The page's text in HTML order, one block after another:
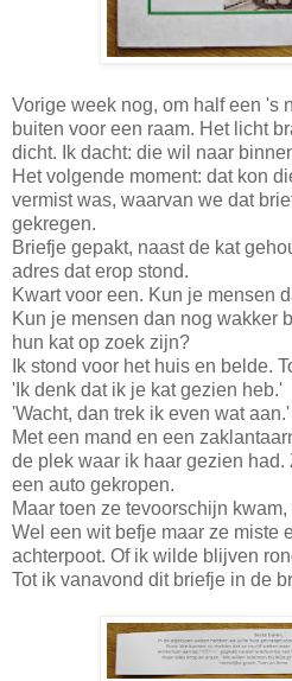
Vorige week nog, om half een 's
buiten voor een raam. Het licht
dicht. Ik dacht: die wil naar
Het volgende moment: dat kon
vermist was, waarvan we dat
gekregen.
Briefje gepakt, naast de kat
adres dat erop stond.
Kwart voor een. Kun je mensen
Kun je mensen dan nog wakker
hun kat op zoek zijn?
Ik stond voor het huis en belde.
'Ik denk dat ik je kat gezien heb.'
'Wacht, dan trek ik even wat aan.'
Met een mand en een
de plek waar ik haar gezien
een auto gekropen.
Maar toen ze tevoorschijn
Wel een wit befje maar ze miste
achterpoot. Of ik wilde blijven
Tot ik vanavond dit briefje in de